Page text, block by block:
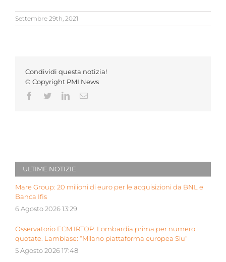
Settembre 29th, 2021
Condividi questa notizia!
© Copyright PMI News
Facebook
TwitterLinkedInEmail
ULTIME NOTIZIE
Mare Group: 20 milioni di euro per le acquisizioni da BNL e
Banca Ifis
6 Agosto 2026 13:29
Osservatorio ECM IRTOP: Lombardia prima per numero
quotate. Lambiase: “Milano piattaforma europea Siu”
5 Agosto 2026 17:48